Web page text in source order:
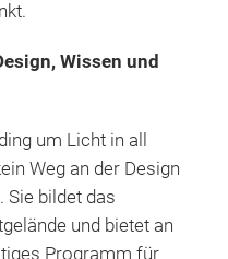
Wissen und
um Licht in all
Weg an der Design
Sie bildet das
und bietet an
Programm für